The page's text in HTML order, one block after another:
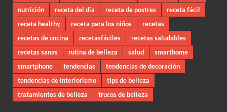
nutrición
receta del día receta de postres
receta fácil
receta healthy
receta para los niños
recetas
recetas de cocina
recetasfáciles
recetas saludables
recetas sanas
rutina de belleza salud
smarthome
smartphone
tendencias
tendencias de decoración
tendencias de interiorismo
tips de belleza
tratamientos de belleza
trucos de belleza